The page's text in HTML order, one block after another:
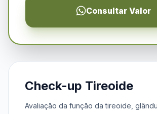
Consultar Valor
Check-up Tireoide
Avaliação da função da tireoide,